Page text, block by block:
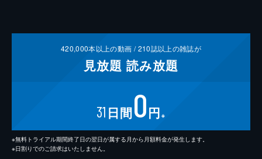
420,000本以上の動画 /210誌以上の雑誌が
見放題 読み放題
31 日間0円 ※
※無料トライアル期間終了日の翌日が属する月から月額料金が発生します。
※日割りでのご請求はいたしません。